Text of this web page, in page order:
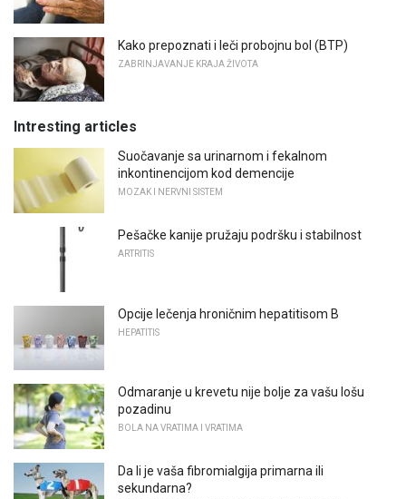
Kako prepoznati i leči probojnu bol (BTP)
ZABRINJAVANJE KRAJA ŽIVOTA
Intresting articles
Suočavanje sa urinarnom i fekalnom
inkontinencijom kod demencije
MOZAK I NERVNI SISTEM
Pešačke kanije pružaju podršku i stabilnost
ARTRITIS
Opcije lečenja hroničnim hepatitisom B
HEPATITIS
Odmaranje u krevetu nije bolje za vašu lošu
pozadinu
BOLA NA VRATIMA I VRATIMA
Da li je vaša fibromialgija primarna ili
sekundarna?